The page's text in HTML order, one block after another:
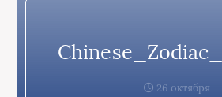
26 октября